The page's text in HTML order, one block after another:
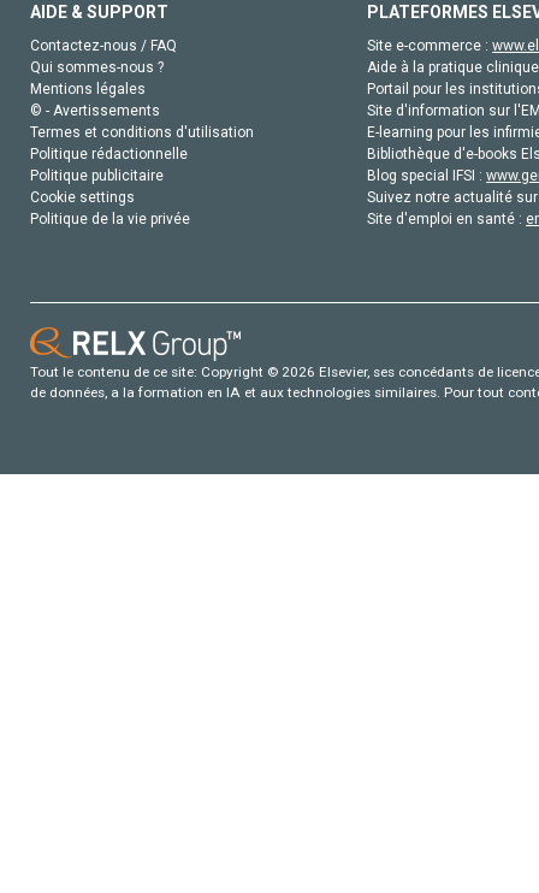
AIDE & SUPPORT
Contactez-nous / FAQ
Qui sommes-nous ?
Mentions légales
© - Avertissements
Termes et conditions d'utilisation
Politique rédactionnelle
Politique publicitaire
Cookie settings
Politique de la vie privée
PLATEFORMES
Site e-commerce :
Aide à la pratique
Portail pour les
Site d'information sur
E-learning pour les
Bibliothèque d'e-books
Blog special IFSI :
Suivez notre actualité
Site d'emploi en santé :
Tout le contenu de ce site: Copyright © 2026 Elsevier, ses concédants de
de données, a la formation en IA et aux technologies similaires. Pour tout